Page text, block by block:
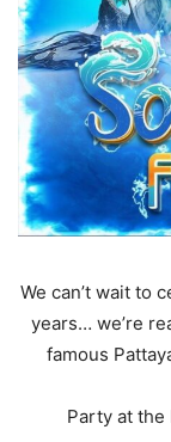
We can’t wait to
years… we’re
famous
Party at